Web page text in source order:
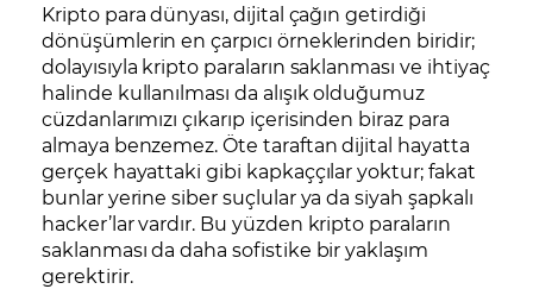
Kripto para dünyası, dijital çağın getirdiği
dönüşümlerin en çarpıcı örneklerinden biridir;
dolayısıyla kripto paraların saklanması ve ihtiyaç
halinde kullanılması da alışık olduğumuz
cüzdanlarımızı çıkarıp içerisinden biraz para
almaya benzemez. Öte taraftan dijital hayatta
gerçek hayattaki gibi kapkaççılar yoktur; fakat
bunlar yerine siber suçlular ya da siyah şapkalı
hacker’lar vardır. Bu yüzden kripto paraların
saklanması da daha sofistike bir yaklaşım
gerektirir.